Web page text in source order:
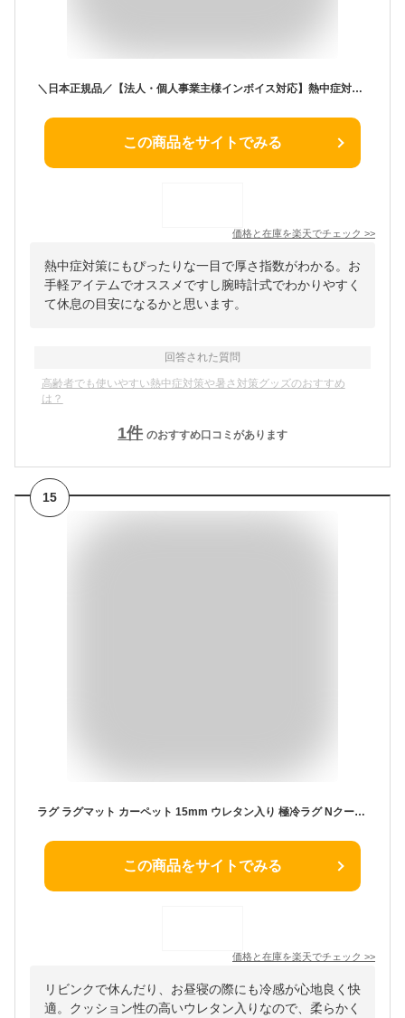
＼日本正規品／【法人・個人事業主様インボイス対応】熱中症対策 ウォッチ グッズ 屋外 腕時計 現場 長時間 スポーツ 工事現場 高齢者 ランキング 野球 サッカー 農作業 夏グッズ 建設業 子ども 小学生 キッズ 手首 作業 夏対策グッズ 熱中症計 夏 暑さ対策グッズ 業務用
この商品をサイトでみる
価格と在庫を楽天でチェック >>
熱中症対策にもぴったりな一目で厚さ指数がわかる。お
手軽アイテムでオススメですし腕時計式でわかりやすく
て休息の目安になるかと思います。
回答された質問
高齢者でも使いやすい熱中症対策や暑さ対策グッズのおすすめ
は？
1件 のおすすめ口コミがあります
15
ラグ ラグマット カーペット 15mm ウレタン入り 極冷ラグ Nクール 極冷 ヤシ柄 (NR04) デコホーム 【玄関先迄納品】 ニトリ 夏用 夏 接触冷感 ひんやり 涼しい 冷感 涼感 防ダニ 防音 防汚 滑り止め 洗える 約1.5帖 約2.2帖 約3帖 マット
この商品をサイトでみる
価格と在庫を楽天でチェック >>
リビンクで休んだり、お昼寝の際にも冷感が心地良く快
適。クッション性の高いウレタン入りなので、柔らかく